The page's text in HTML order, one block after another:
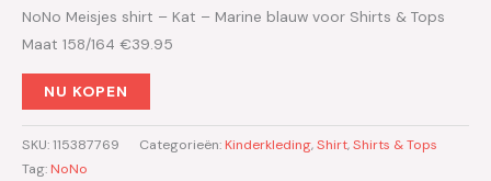
NoNo Meisjes shirt – Kat – Marine blauw voor Shirts & Tops
Maat 158/164 €39.95
NU KOPEN
SKU:115387769 Categorieën: Kinderkleding,Shirt,Shirts & Tops
Tag: NoNo